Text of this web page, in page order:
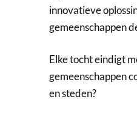
innovatieve
gemeenschappen
Elke tocht eindigt
gemeenschappen
en steden?